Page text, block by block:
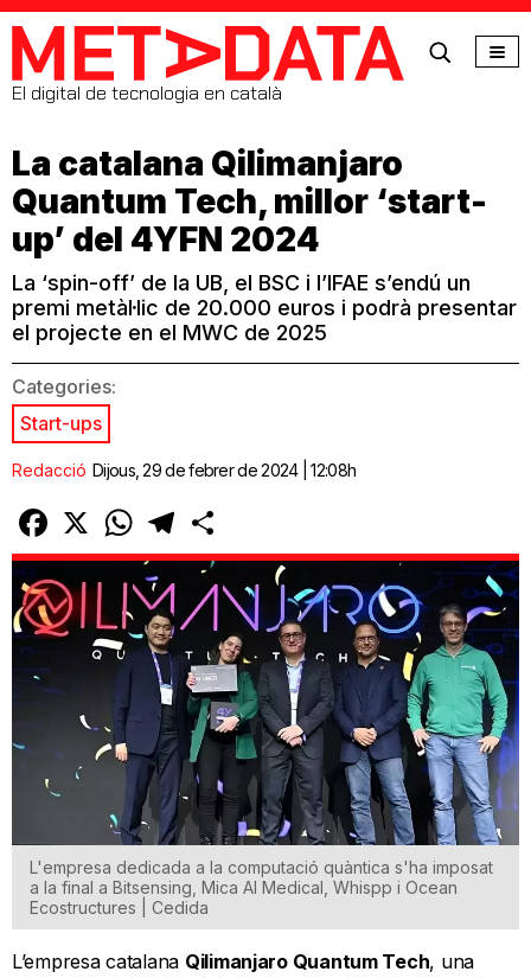
MetaData
El digital de tecnologia en català
La catalana Qilimanjaro
Quantum Tech, millor ‘start-
up’ del 4YFN 2024
La ‘spin-off’ de la UB, el BSC i l’IFAE s’endú un
premi metàl·lic de 20.000 euros i podrà presentar
el projecte en el MWC de 2025
Categories:
Start-ups
Redacció Dijous, 29 de febrer de 2024 | 12:08h
Facebook
X WhatsAppTelegram
L'empresa dedicada a la computació quàntica s'ha imposat
a la final a Bitsensing, Mica AI Medical, Whispp i Ocean
Ecostructures | Cedida
L’empresa catalana Qilimanjaro Quantum Tech, una